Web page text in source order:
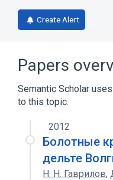
Create Alert
Papers
Semantic Scholar
to this topic.
2012
Болотные
дельте
Н. Н. Гаврилов,